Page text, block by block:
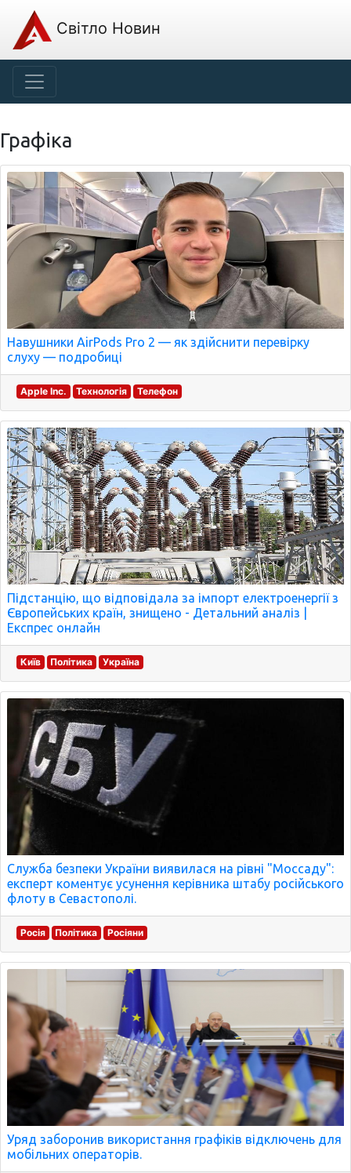
Світло Новин
Графіка
Навушники AirPods Pro 2 — як здійснити перевірку
слуху — подробиці
Apple Inc. Технологія Телефон
Підстанцію, що відповідала за імпорт електроенергії з
Європейських країн, знищено - Детальний аналіз |
Експрес онлайн
Київ Політика Україна
Служба безпеки України виявилася на рівні "Моссаду":
експерт коментує усунення керівника штабу російського
флоту в Севастополі.
Росія Політика Росіяни
Уряд заборонив використання графіків відключень для
мобільних операторів.